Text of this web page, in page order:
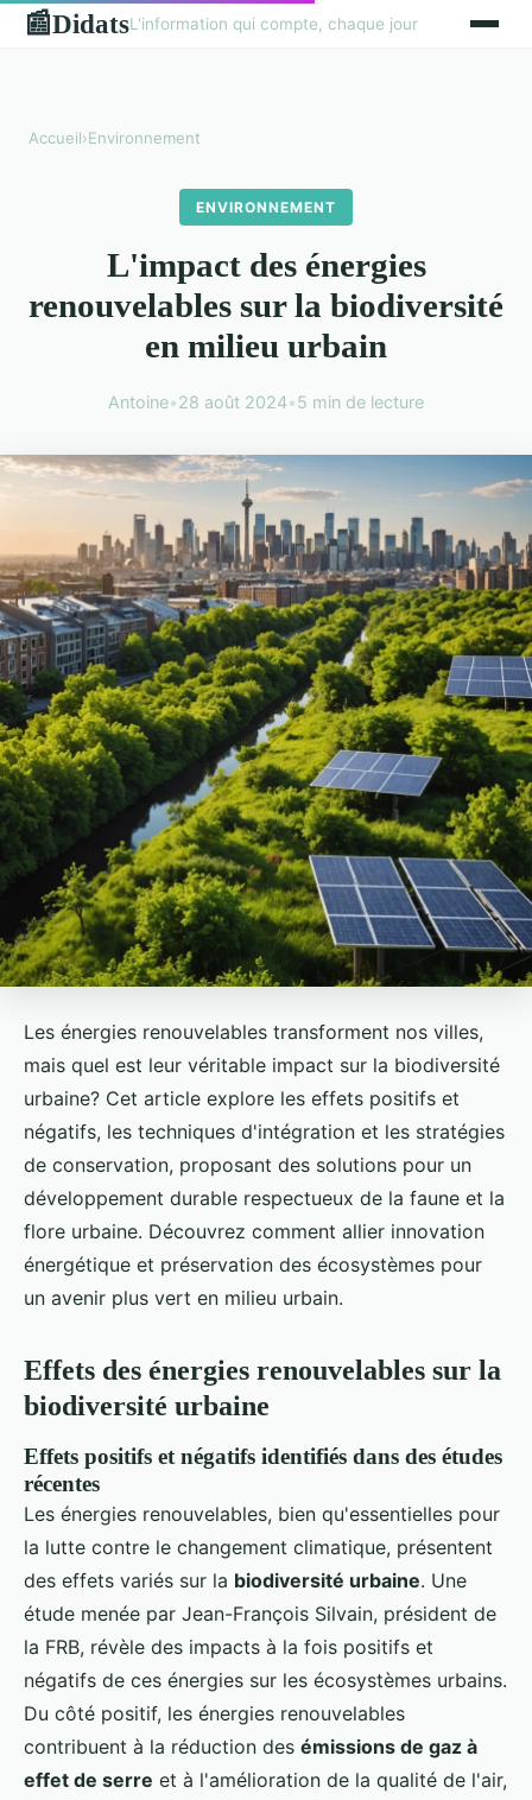
📰DidatsL'information qui compte, chaque jour
Accueil›Environnement
ENVIRONNEMENT
L'impact des énergies
renouvelables sur la biodiversité
en milieu urbain
Antoine•28 août 2024•5 min de lecture
Les énergies renouvelables transforment nos villes,
mais quel est leur véritable impact sur la biodiversité
urbaine? Cet article explore les effets positifs et
négatifs, les techniques d'intégration et les stratégies
de conservation, proposant des solutions pour un
développement durable respectueux de la faune et la
flore urbaine. Découvrez comment allier innovation
énergétique et préservation des écosystèmes pour
un avenir plus vert en milieu urbain.
Effets des énergies renouvelables sur la
biodiversité urbaine
Effets positifs et négatifs identifiés dans des études
récentes
Les énergies renouvelables, bien qu'essentielles pour
la lutte contre le changement climatique, présentent
des effets variés sur la biodiversité urbaine. Une
étude menée par Jean-François Silvain, président de
la FRB, révèle des impacts à la fois positifs et
négatifs de ces énergies sur les écosystèmes urbains.
Du côté positif, les énergies renouvelables
contribuent à la réduction des émissions de gaz à
effet de serre et à l'amélioration de la qualité de l'air,